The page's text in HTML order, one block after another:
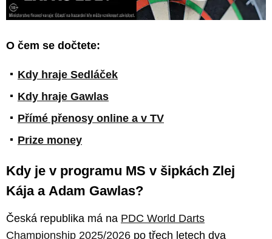
O čem se dočtete:
Kdy hraje Sedláček
Kdy hraje Gawlas
Přímé přenosy online a v TV
Prize money
Kdy je v programu MS v šipkách Zlej
Kája a Adam Gawlas?
Česká republika má na PDC World Darts
Championship 2025/2026 po třech letech dva